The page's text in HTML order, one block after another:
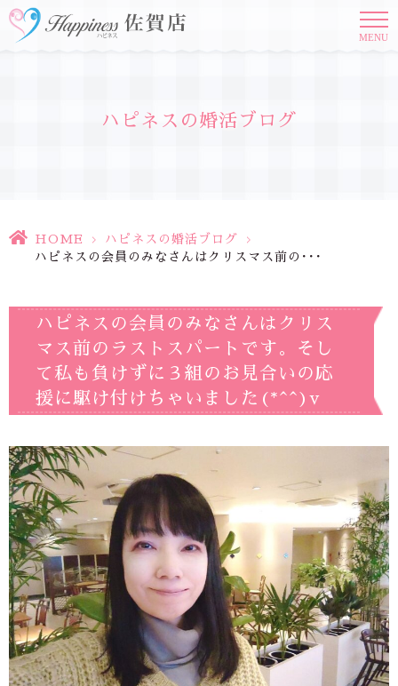
MENU
ハピネスの婚活ブログ
HOME > ハピネスの婚活ブログ
>
ハピネスの会員のみなさんはクリスマス前の･･･
ハピネスの会員のみなさんはクリス
マス前のラストスパートです。そし
て私も負けずに３組のお見合いの応
援に駆け付けちゃいました(*^^)v